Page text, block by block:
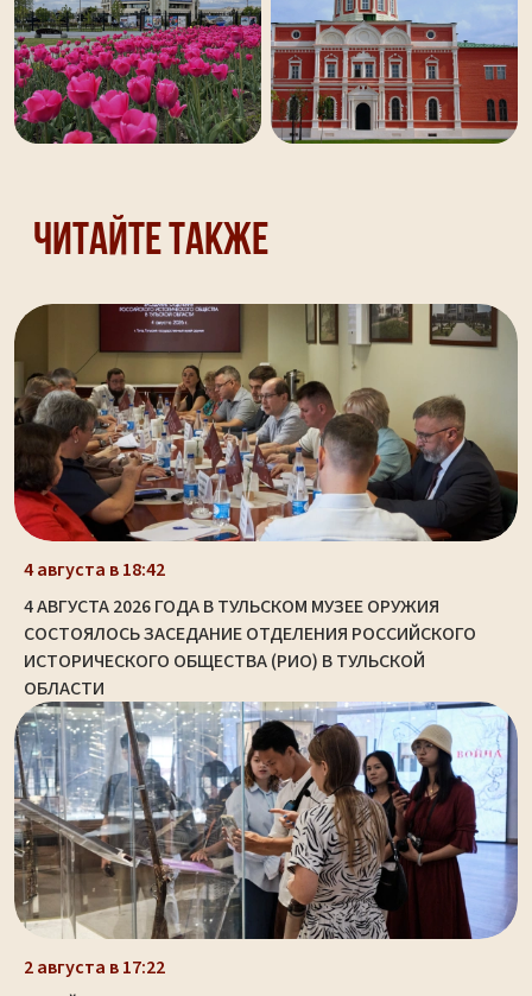
Читайте также
4 августа в 18:42
4 АВГУСТА 2026 ГОДА В ТУЛЬСКОМ МУЗЕЕ ОРУЖИЯ
СОСТОЯЛОСЬ ЗАСЕДАНИЕ ОТДЕЛЕНИЯ РОССИЙСКОГО
ИСТОРИЧЕСКОГО ОБЩЕСТВА (РИО) В ТУЛЬСКОЙ
ОБЛАСТИ
2 августа в 17:22